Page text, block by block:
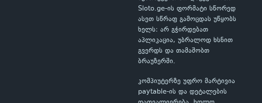
Sloto.ge-ის ფორმატი სწორედ
ასეთ სწრაფ გამოცდას უწყობს
ხელს: არ გჭირდებათ
აპლიკაცია, უბრალოდ ხსნით
გვერდს და თამაშობთ
ბრაუზერში.
კომპიუტერზე უფრო მარტივია
paytable-ის და დეტალების